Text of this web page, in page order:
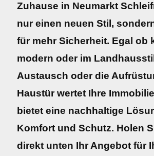
Zuhause in Neumarkt
nur einen neuen Stil,
für mehr Sicherheit. Egal ob
modern oder im
Austausch oder die
Haustür wertet Ihre
bietet eine nachhaltige
Komfort und Schutz. Holen
direkt unten Ihr Angebot für